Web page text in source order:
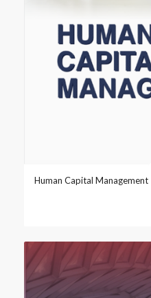
Human Capital Management